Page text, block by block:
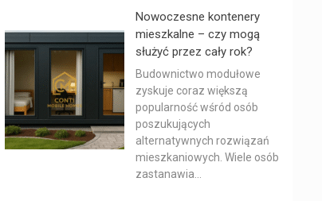
Nowoczesne kontenery
mieszkalne – czy mogą
służyć przez cały rok?
Budownictwo modułowe
zyskuje coraz większą
popularność wśród osób
poszukujących
alternatywnych rozwiązań
mieszkaniowych. Wiele osób
zastanawia...